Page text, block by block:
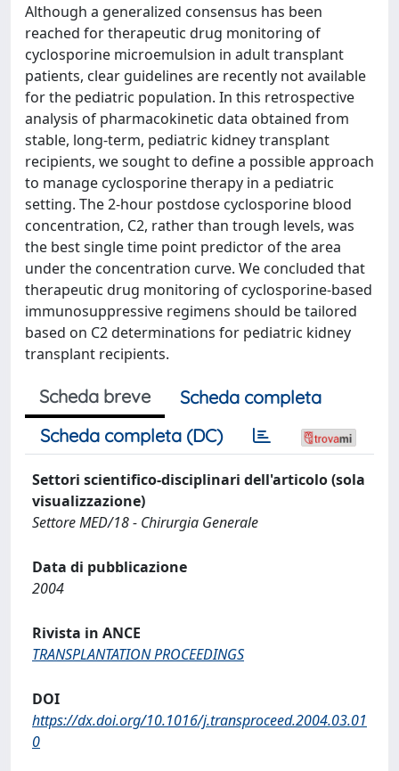
Although a generalized consensus has been
reached for therapeutic drug monitoring of
cyclosporine microemulsion in adult transplant
patients, clear guidelines are recently not available
for the pediatric population. In this retrospective
analysis of pharmacokinetic data obtained from
stable, long-term, pediatric kidney transplant
recipients, we sought to define a possible approach
to manage cyclosporine therapy in a pediatric
setting. The 2-hour postdose cyclosporine blood
concentration, C2, rather than trough levels, was
the best single time point predictor of the area
under the concentration curve. We concluded that
therapeutic drug monitoring of cyclosporine-based
immunosuppressive regimens should be tailored
based on C2 determinations for pediatric kidney
transplant recipients.
Scheda breve
Scheda completa
Scheda completa (DC)
Settori scientifico-disciplinari dell'articolo (sola
visualizzazione)
Settore MED/18 - Chirurgia Generale
Data di pubblicazione
2004
Rivista in ANCE
TRANSPLANTATION PROCEEDINGS
DOI
https://dx.doi.org/10.1016/j.transproceed.2004.03.01
0